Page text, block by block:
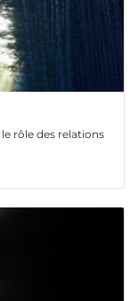
rôle des relations